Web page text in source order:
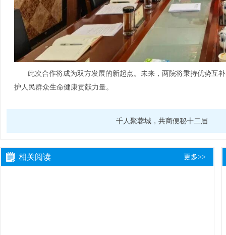
此次合作将成为双方发展的新起点。未来，两院将秉持优势互
护人民群众生命健康贡献力量。
千人聚蓉城，共商便秘十二届
相关阅读 更多>>